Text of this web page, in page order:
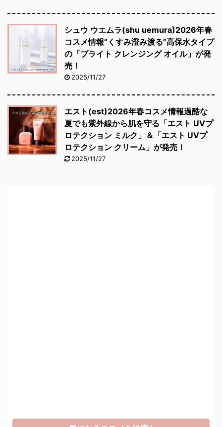
シュウ ウエムラ(shu uemura)2026年春
コスメ情報“くすみ澄み渡る”高保水タイプ
の「ブライト クレンジング オイル」が発
売！
2025/11/27
エスト(est)2026年春コスメ情報過酷な
夏でも紫外線から肌を守る「エスト UVプ
ロテクション ミルク」＆「エスト UVプ
ロテクション クリーム」が発売！
2025/11/27